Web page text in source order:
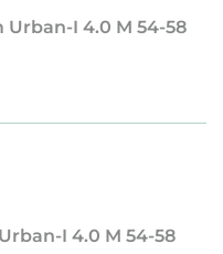
I 4.0 M 54-58
I 4.0 M 54-58